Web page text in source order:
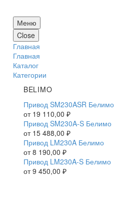
Меню
Close
Главная
Главная
Каталог
Категории
BELIMO
Привод SM230ASR Белимо
от 19 110,00 ₽
Привод SM230A-S Белимо
от 15 488,00 ₽
Привод LM230A Белимо
от8 190,00 ₽
Привод LM230A-S Белимо
от9 450,00 ₽